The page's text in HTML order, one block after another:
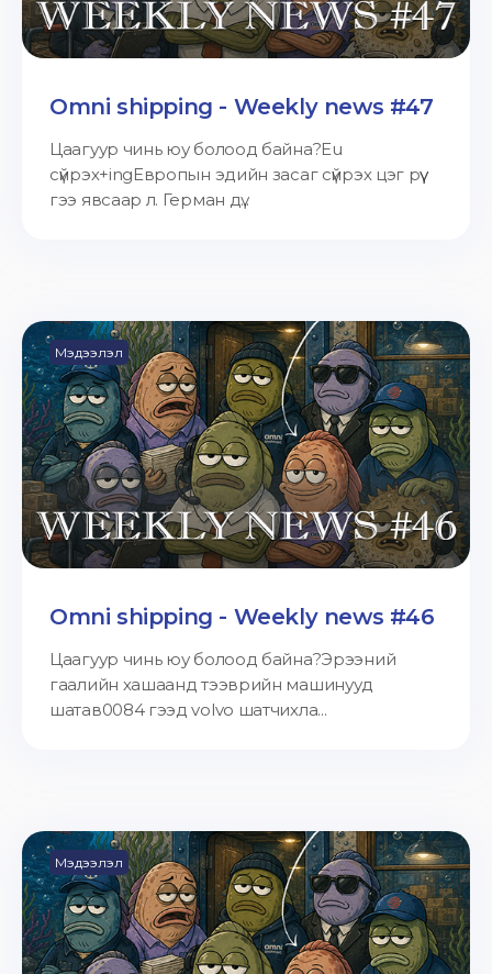
Omni shipping - Weekly news #47
Цаагуур чинь юу болоод байна?Eu
сүйрэх+ingЕвропын эдийн засаг сүйрэх цэг рүү
гээ явсаар л. Герман дү...
Мэдээлэл
Omni shipping - Weekly news #46
Цаагуур чинь юу болоод байна?Эрээний
гаалийн хашаанд тээврийн машинууд
шатав0084 гээд volvo шатчихла...
Мэдээлэл